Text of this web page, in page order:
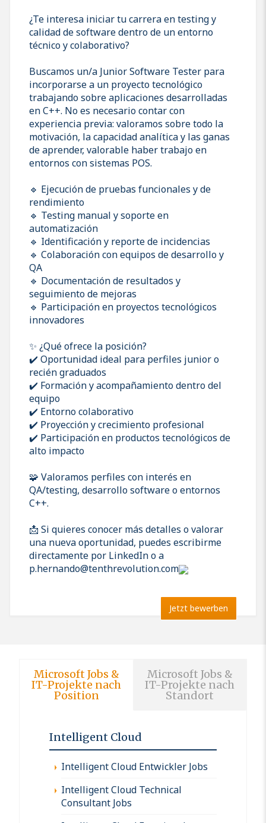
¿Te interesa iniciar tu carrera en testing y
calidad de software dentro de un entorno
técnico y colaborativo?
Buscamos un/a Junior Software Tester para
incorporarse a un proyecto tecnológico
trabajando sobre aplicaciones desarrolladas
en C++. No es necesario contar con
experiencia previa: valoramos sobre todo la
motivación, la capacidad analítica y las ganas
de aprender, valorable haber trabajo en
entornos con sistemas POS.
🔹 Ejecución de pruebas funcionales y de
rendimiento
🔹 Testing manual y soporte en
automatización
🔹 Identificación y reporte de incidencias
🔹 Colaboración con equipos de desarrollo y
QA
🔹 Documentación de resultados y
seguimiento de mejoras
🔹 Participación en proyectos tecnológicos
innovadores
✨ ¿Qué ofrece la posición?
✔️ Oportunidad ideal para perfiles junior o
recién graduados
✔️ Formación y acompañamiento dentro del
equipo
✔️ Entorno colaborativo
✔️ Proyección y crecimiento profesional
✔️ Participación en productos tecnológicos de
alto impacto
🧩 Valoramos perfiles con interés en
QA/testing, desarrollo software o entornos
C++.
📩 Si quieres conocer más detalles o valorar
una nueva oportunidad, puedes escribirme
directamente por LinkedIn o a
p.hernando@tenthrevolution.com
Jetzt bewerben
Microsoft Jobs &
IT-Projekte nach
Position
Microsoft Jobs &
IT-Projekte nach
Standort
Intelligent Cloud
Intelligent Cloud Entwickler Jobs
Intelligent Cloud Technical
Consultant Jobs